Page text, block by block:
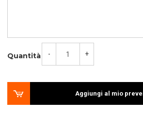
Quantità - +
Aggiungi al mio